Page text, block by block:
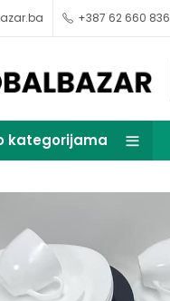
+387 62 660 836
kategorijama